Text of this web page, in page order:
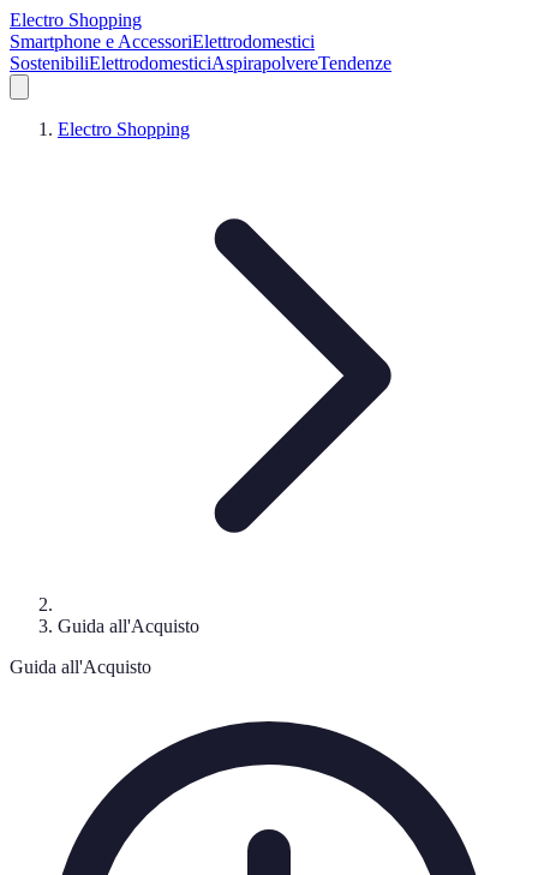
Electro Shopping
Smartphone e AccessoriElettrodomestici
SostenibiliElettrodomesticiAspirapolvereTendenze
Electro Shopping
Guida all'Acquisto
Guida all'Acquisto